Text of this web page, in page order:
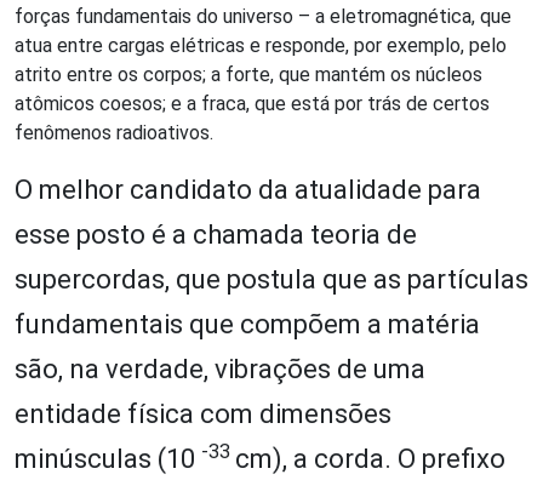
forças fundamentais do universo – a eletromagnética, que
atua entre cargas elétricas e responde, por exemplo, pelo
atrito entre os corpos; a forte, que mantém os núcleos
atômicos coesos; e a fraca, que está por trás de certos
fenômenos radioativos.
O melhor candidato da atualidade para
esse posto é a chamada teoria de
supercordas, que postula que as partículas
fundamentais que compõem a matéria
são, na verdade, vibrações de uma
entidade física com dimensões
minúsculas (10 -33 cm), a corda. O prefixo